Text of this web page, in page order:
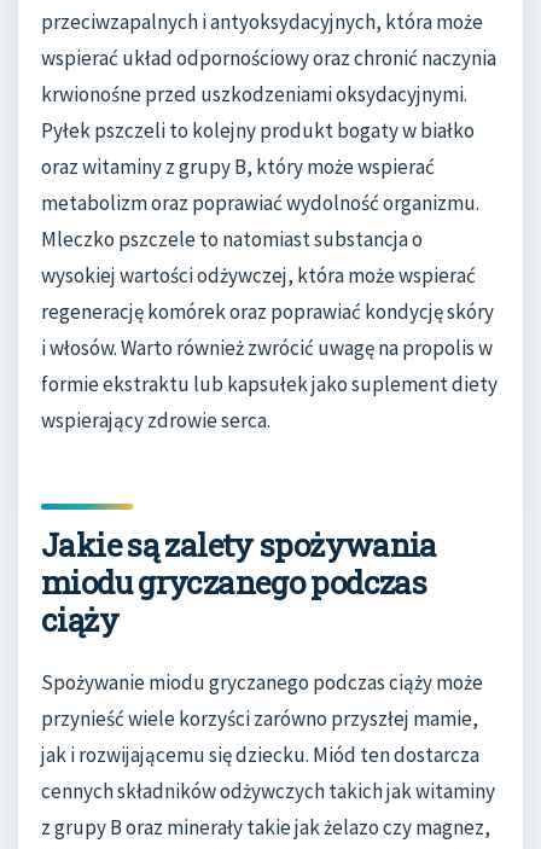
przeciwzapalnych i antyoksydacyjnych, która może
wspierać układ odpornościowy oraz chronić naczynia
krwionośne przed uszkodzeniami oksydacyjnymi.
Pyłek pszczeli to kolejny produkt bogaty w białko
oraz witaminy z grupy B, który może wspierać
metabolizm oraz poprawiać wydolność organizmu.
Mleczko pszczele to natomiast substancja o
wysokiej wartości odżywczej, która może wspierać
regenerację komórek oraz poprawiać kondycję skóry
i włosów. Warto również zwrócić uwagę na propolis w
formie ekstraktu lub kapsułek jako suplement diety
wspierający zdrowie serca.
Jakie są zalety spożywania
miodu gryczanego podczas
ciąży
Spożywanie miodu gryczanego podczas ciąży może
przynieść wiele korzyści zarówno przyszłej mamie,
jak i rozwijającemu się dziecku. Miód ten dostarcza
cennych składników odżywczych takich jak witaminy
z grupy B oraz minerały takie jak żelazo czy magnez,